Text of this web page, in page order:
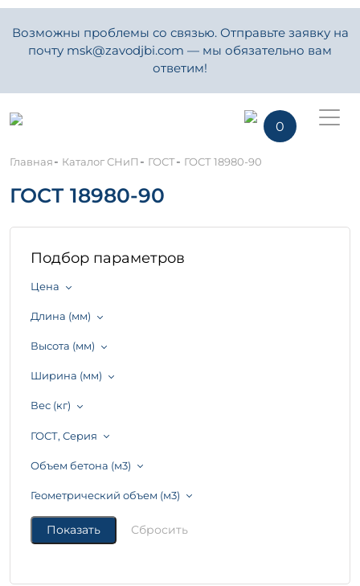
Возможны проблемы со связью. Отправьте заявку на
почту msk@zavodjbi.com — мы обязательно вам
ответим!
0
Главная- Каталог СНиП - ГОСТ- ГОСТ 18980-90
ГОСТ 18980-90
Подбор параметров
Цена
Длина (мм)
Высота (мм)
Ширина (мм)
Вес (кг)
ГОСТ, Серия
Объем бетона (м3)
Геометрический объем (м3)